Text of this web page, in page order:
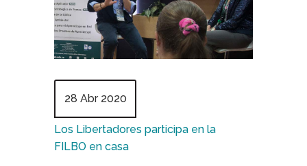
28 Abr 2020
Los Libertadores participa en la
FILBO en casa